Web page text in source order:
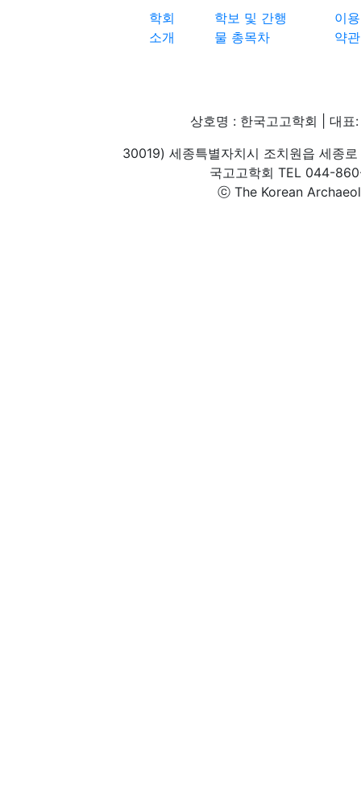
학회
소개
학보 및 간행
물 총목차
이용
약관
상호명 : 한국고고학회 | 대
30019) 세종특별자치시 조치원읍 세종
국고고학회 TEL 044-
ⓒ The Korean